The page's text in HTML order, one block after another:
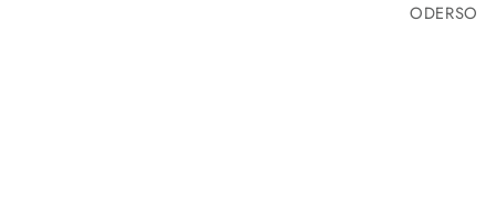
ODERSO